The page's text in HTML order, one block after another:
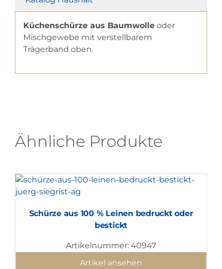
Küchenschürze aus Baumwolleoder
Mischgewebe mit verstellbarem
Trägerband oben.
Ähnliche Produkte
Schürze aus 100 % Leinen bedruckt oder
bestickt
Artikelnummer: 40947
Artikel ansehen